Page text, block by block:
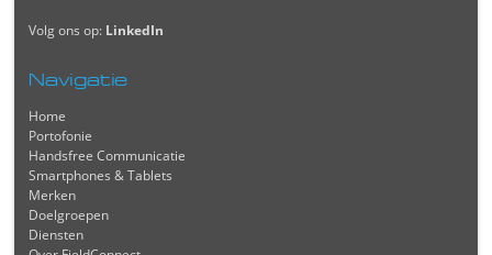
Volg ons op: LinkedIn
Navigatie
Home
Portofonie
Handsfree Communicatie
Smartphones & Tablets
Merken
Doelgroepen
Diensten